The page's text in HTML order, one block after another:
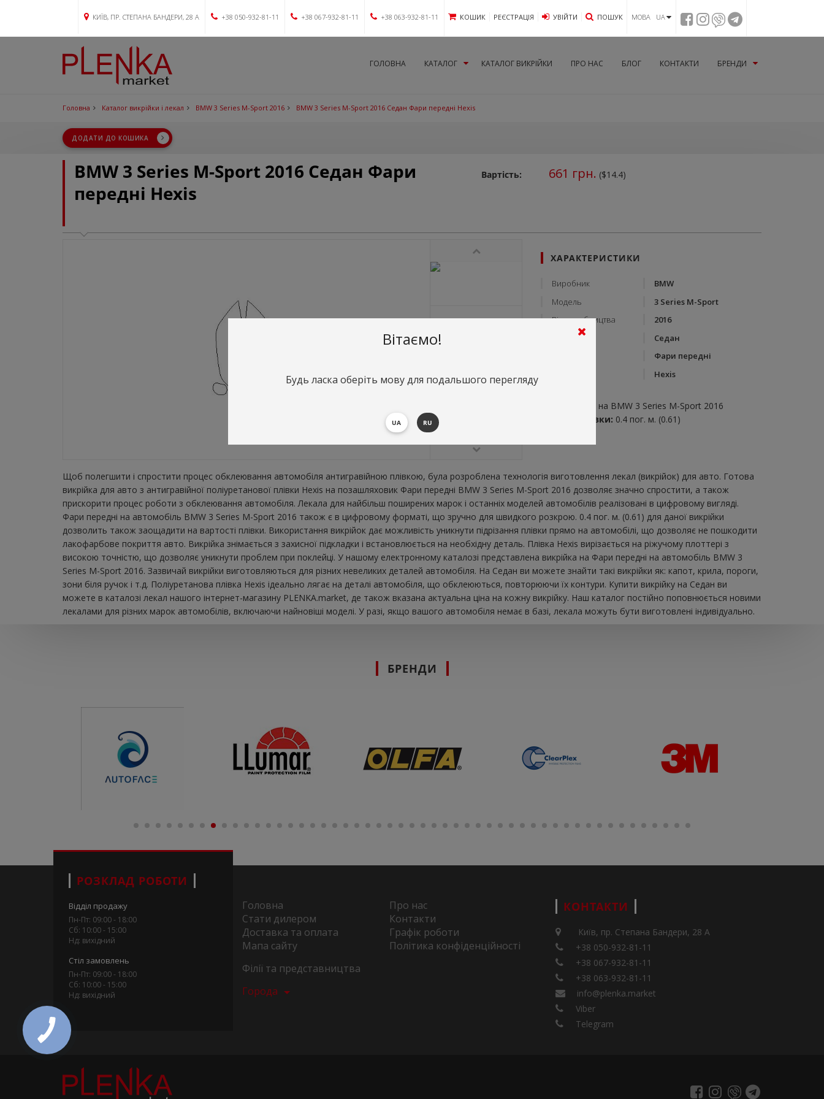
КИЇВ, ПР. СТЕПАНА БАНДЕРИ, 28 А +38 050-932-81-11 +38 067-932-81-11 +38 063-932-81-11 КОШИК РЕЄСТРАЦІЯ УВIЙТИ ПОШУК МОВА UA
ГОЛОВНА КАТАЛОГ КАТАЛОГ ВИКРІЙКИ ПРО НАС БЛОГ КОНТАКТИ БРЕНДИ
Головна Каталог викрійки і лекал BMW 3 Series M-Sport 2016 BMW 3 Series M-Sport 2016 Седан Фари передні Hexis
ДОДАТИ ДО КОШИКА
BMW 3 Series M-Sport 2016 Седан Фари
передні Hexis
Вартість: 661 грн. ($14.4)
ХАРАКТЕРИСТИКИ
Виробник
BMW
Модель
3 Series M-Sport
Рік виробництва
2016
Тип кузову
Седан
Фари передні
Hexis
Фари передні на BMW 3 Series M-Sport 2016
Витрата плівки: 0.4 пог. м. (0.61)
Щоб полегшити і спростити процес обклеювання автомобіля антигравійною плівкою, була розроблена технологія виготовлення лекал (викрійок) для авто. Готова
викрійка для авто з антигравійної поліуретанової плівки Hexis на позашляховик Фари передні BMW 3 Series M-Sport 2016 дозволяє значно спростити, а також
прискорити процес роботи з обклеювання автомобіля. Лекала для найбільш поширених марок і останніх моделей автомобілів реалізовані в цифровому вигляді.
Фари передні на автомобіль BMW 3 Series M-Sport 2016 також є в цифровому форматі, що зручно для швидкого розкрою. 0.4 пог. м. (0.61) для даної викрійки
дозволить також заощадити на вартості плівки. Використання викрійок дає можливість уникнути підрізання плівки прямо на автомобілі, що дозволяє не пошкодити
лакофарбове покриття авто. Викрійка знімається з захисної підкладки і встановлюється на необхідну деталь. Плівка Hexis вирізається на ріжучому плоттері з
високою точністю, що дозволяє уникнути проблем при поклейці. У нашому електронному каталозі представлена ​​викрійка на Фари передні на автомобіль BMW 3
Series M-Sport 2016. Зазвичай викрійки виготовляються для різних невеликих деталей автомобіля. На Седан ви можете знайти такі викрійки як: капот, крила, пороги,
зони біля ручок і т.д. Поліуретанова плівка Hexis ідеально лягає на деталі автомобіля, що обклеюються, повторюючи їх контури. Купити викрійку на Седан ви
можете в каталозі лекал нашого інтернет-магазину PLENKA.market, де також вказана актуальна ціна на кожну викрійку. Наш каталог постійно поповнюється новими
лекалами для різних марок автомобілів, включаючи найновіші моделі. У разі, якщо вашого автомобіля немає в базі, лекала можуть бути виготовлені індивідуально.
БРЕНДИ
РОЗКЛАД РОБОТИ
Відділ продажу
Пн-Пт: 09:00 - 18:00
Сб: 10:00 - 15:00
Нд: вихідний
Стіл замовлень
Пн-Пт: 09:00 - 18:00
Сб: 10:00 - 15:00
Нд: вихідний
Головна
Про нас
Стати дилером
Контакти
Доставка та оплата
Графік роботи
Мапа сайту
Політика конфіденційності
Філії та представництва
Города
КОНТАКТИ
Київ, пр. Степана Бандери, 28 А
+38 050-932-81-11
+38 067-932-81-11
+38 063-932-81-11
info@plenka.market
Viber
Telegram
Вітаємо!
Будь ласка оберіть мову для подальшого перегляду
UA RU